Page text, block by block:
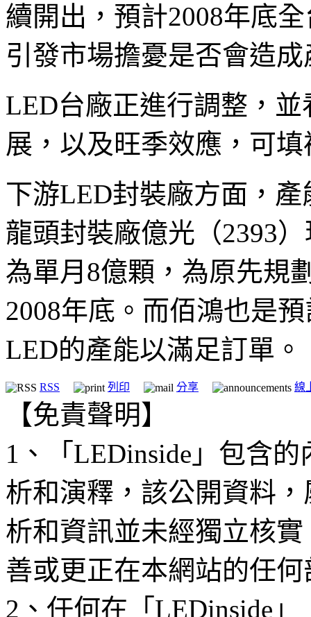
續開出，預計2008年底
引發市場擔憂是否會造
LED台廠正進行調整，
展，以及旺季效應，可
下游LED封裝廠方面，
龍頭封裝廠億光（2393
為單月8億顆，為原先規
2008年底。而佰鴻也是
LED的產能以滿足訂單。
RSS 列印 分享 線
【免責聲明】
1、「LEDinside」包含
析和演釋，該公開資料
析和資訊並未經獨立核
善或更正在本網站的任
2、任何在「LEDinside